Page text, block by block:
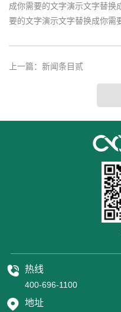
成你需要的文字演示文字替换
要的文字演示文字替换成你需
上一篇： 新闻条目贰
热线
400-696-1100
地址